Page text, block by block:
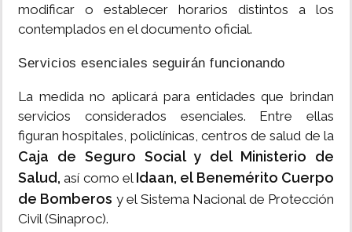
modificar o establecer horarios distintos a los
contemplados en el documento oficial.
Servicios esenciales seguirán funcionando
La medida no aplicará para entidades que brindan
servicios considerados esenciales. Entre ellas
figuran hospitales, policlínicas, centros de salud de la
Caja de Seguro Social y del Ministerio de
Salud, así como el Idaan, el Benemérito Cuerpo
de Bomberos y el Sistema Nacional de Protección
Civil (Sinaproc).